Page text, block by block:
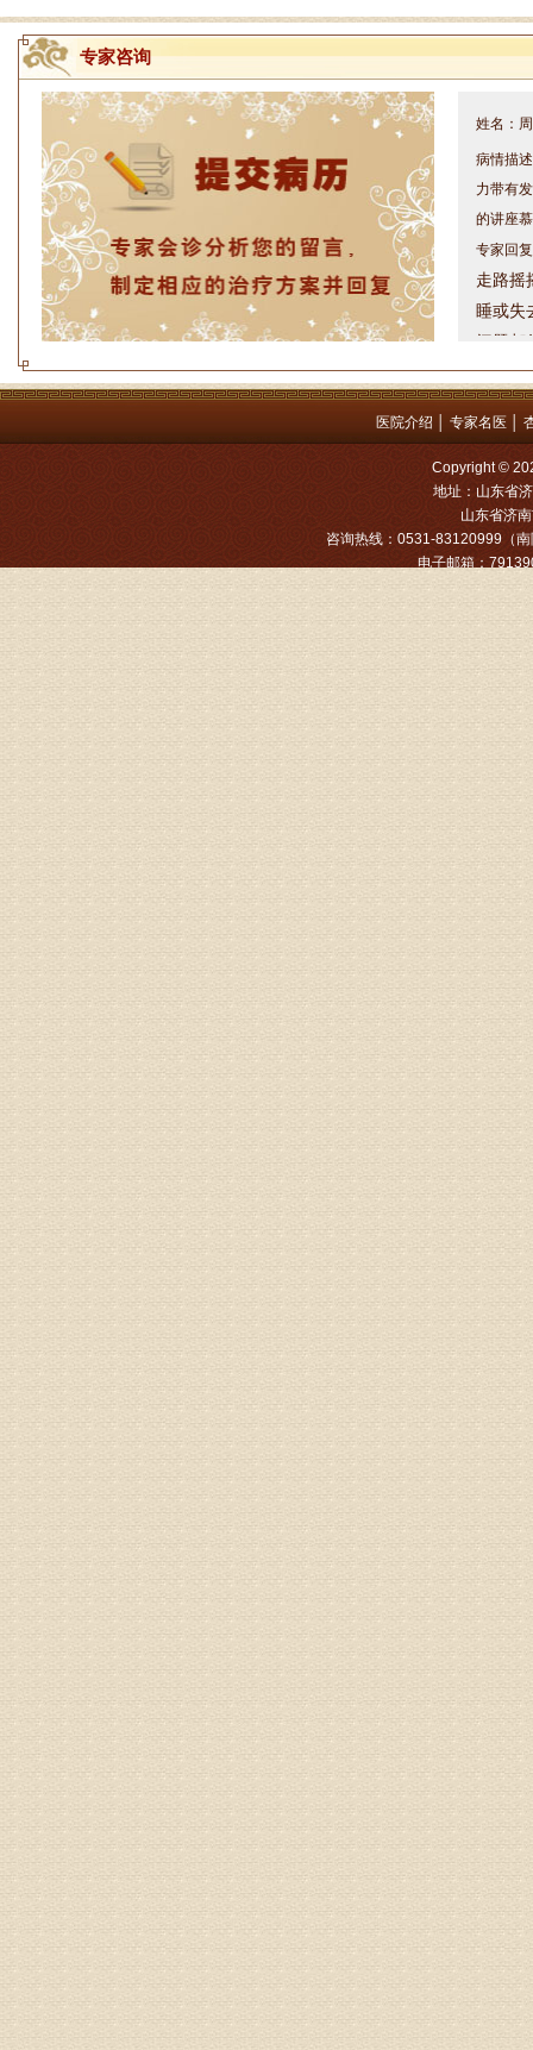
专家咨询
病情描
力带有
的讲座
专家回
走路摇
睡或失
问题都
是：
姓名：
病情描
专家回
姓名
病情描
专家回
姓名：
病情描
专家回
由于你
来院就
姓名：
病情描
专家回
由于来
姓名：
病情描
专家回
液，同
姓名：
病情描
专家回
的检查
术，无
由于专
姓名
病情描
专家回
先需要
同时，
姓名：
病情描
专家回
病情描
专家回
何？
治疗方
理疗、
由于我
医院介绍 专家名医
Copyright ©
地址：山东省
山东省济南
咨询热线：0531-83120999（
电子邮箱：